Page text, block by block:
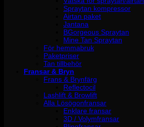
Spraytan kompressor
Airtan paket
Jantana
BGorgeous Spraytan
Mine Tan Spraytan
För hemmabruk
Paketpriser
Tan tillbehör
Fransar & Bryn
Frans & Brynfärg
Reflectocil
Lashlift & Browlift
Alla Lösögonfransar
Enklare fransar
3D / Volymfransar